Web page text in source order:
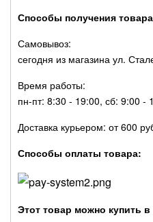
Способы получения
Самовывоз:
сегодня из магазина ул.
Время работы:
пн-пт: 8:30 - 19:00, сб: 9:00 -
Доставка курьером: от 600
Способы оплаты товара:
Этот товар можно купить